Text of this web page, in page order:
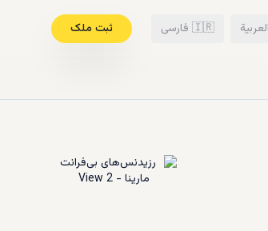
العربية 🇮🇷 فارسی ثبت ملک